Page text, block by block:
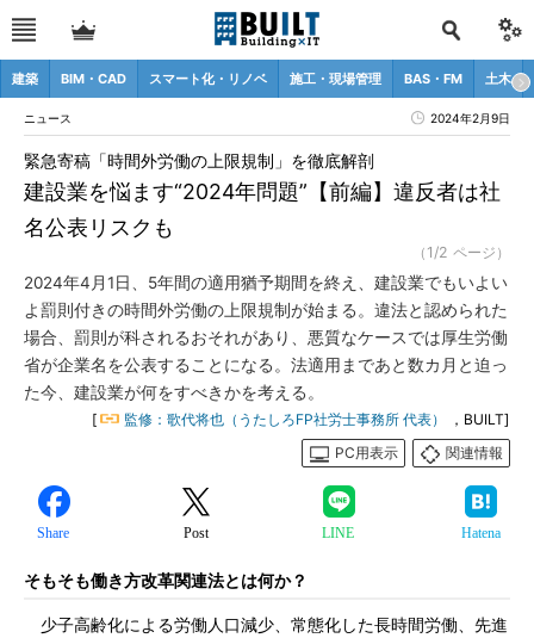
建築 BIM・CAD スマート化・リノベ 施工・現場管理 BAS・FM 土木
ニュース 2024年2月9日
建設業を悩ます“2024年問題”【前編】違反者は社
名公表リスクも
緊急寄稿「時間外労働の上限規制」を徹底解剖
（1/2 ページ）
2024年4月1日、5年間の適用猶予期間を終え、建設業でもいよい
よ罰則付きの時間外労働の上限規制が始まる。違法と認められた
場合、罰則が科されるおそれがあり、悪質なケースでは厚生労働
省が企業名を公表することになる。法適用まであと数カ月と迫っ
た今、建設業が何をすべきかを考える。
[ 監修：歌代将也（うたしろFP社労士事務所 代表）
，BUILT]
PC用表示
関連情報
Share Post LINE Hatena
そもそも働き方改革関連法とは何か？
少子高齢化による労働人口減少、常態化した長時間労働、先進